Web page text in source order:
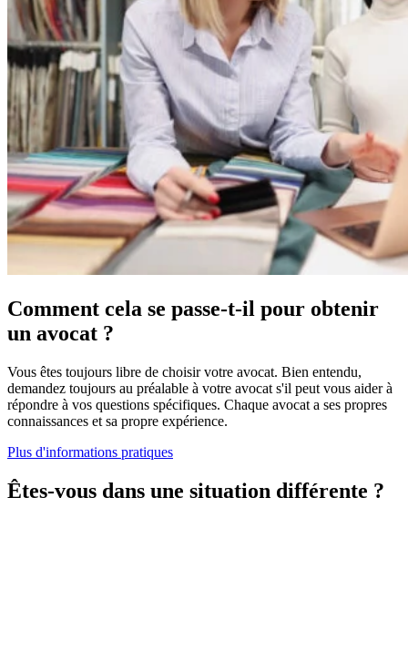
Comment cela se passe-t-il pour obtenir
un avocat ?
Vous êtes toujours libre de choisir votre avocat. Bien entendu,
demandez toujours au préalable à votre avocat s'il peut vous aider à
répondre à vos questions spécifiques. Chaque avocat a ses propres
connaissances et sa propre expérience.
Plus d'informations pratiques
Êtes-vous dans une situation différente ?